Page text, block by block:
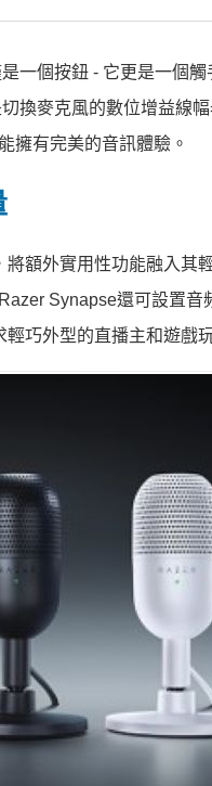
一個按鈕 - 它更是一個
換麥克風的數位增益線
擁有完美的音訊體驗。
額外實用性功能融入其
Synapse還可設置
巧外型的直播主和遊戲